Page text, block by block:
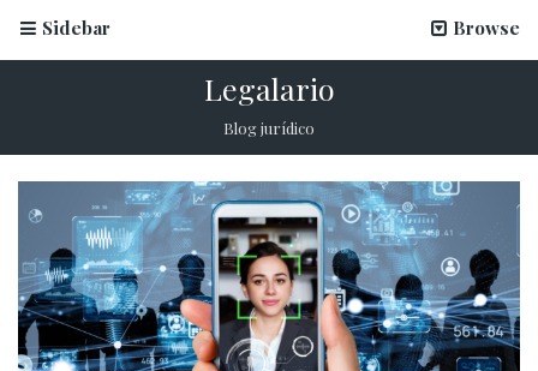
Sidebar Browse
Legalario
Blog jurídico